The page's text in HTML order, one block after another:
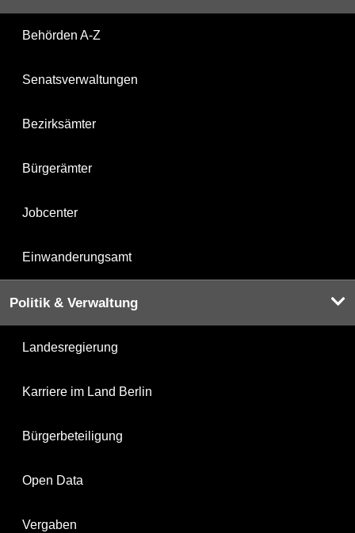
Behörden A-Z
Senatsverwaltungen
Bezirksämter
Bürgerämter
Jobcenter
Einwanderungsamt
Politik & Verwaltung
Landesregierung
Karriere im Land Berlin
Bürgerbeteiligung
Open Data
Vergaben